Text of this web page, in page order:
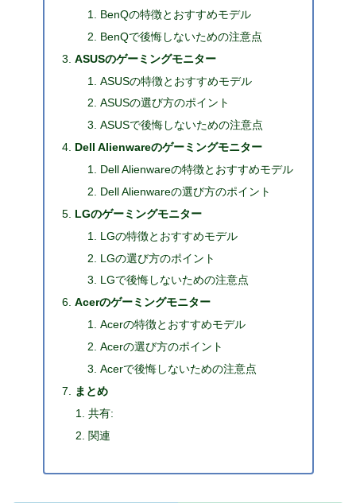
BenQの特徴とおすすめモデル
BenQで後悔しないための注意点
ASUSのゲーミングモニター
ASUSの特徴とおすすめモデル
ASUSの選び方のポイント
ASUSで後悔しないための注意点
Dell Alienwareのゲーミングモニター
Dell Alienwareの特徴とおすすめモデル
Dell Alienwareの選び方のポイント
LGのゲーミングモニター
LGの特徴とおすすめモデル
LGの選び方のポイント
LGで後悔しないための注意点
Acerのゲーミングモニター
Acerの特徴とおすすめモデル
Acerの選び方のポイント
Acerで後悔しないための注意点
まとめ
共有:
関連